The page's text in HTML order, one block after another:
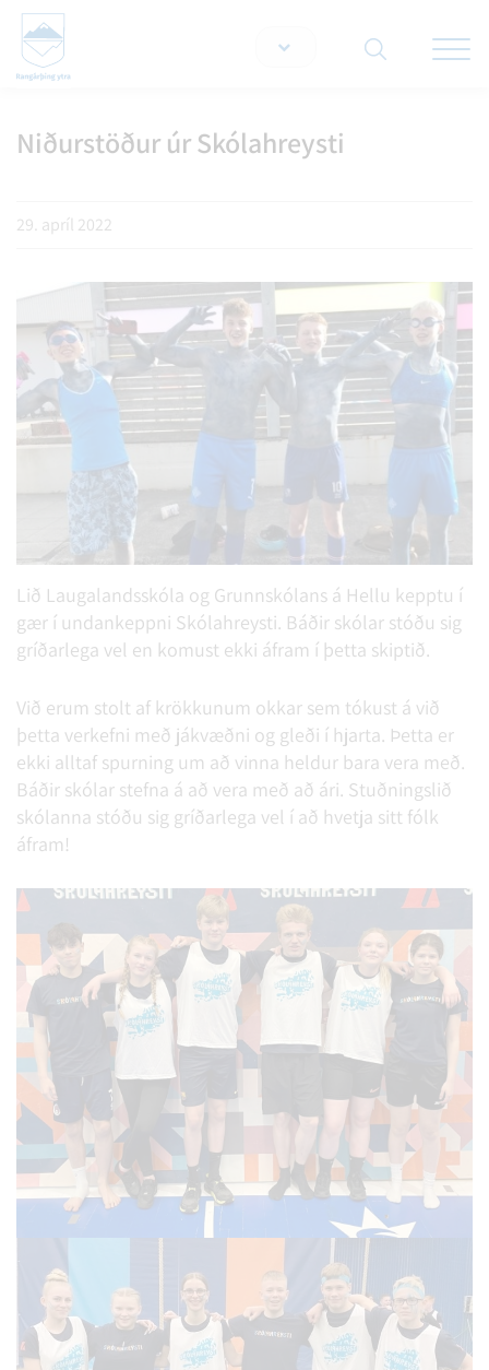
Niðurstöður úr Skólahreysti
29. apríl 2022
Lið Laugalandsskóla og Grunnskólans á Hellu kepptu í
gær í undankeppni Skólahreysti. Báðir skólar stóðu sig
gríðarlega vel en komust ekki áfram í þetta skiptið.
Við erum stolt af krökkunum okkar sem tókust á við
þetta verkefni með jákvæðni og gleði í hjarta. Þetta er
ekki alltaf spurning um að vinna heldur bara vera með.
Báðir skólar stefna á að vera með að ári. Stuðningslið
skólanna stóðu sig gríðarlega vel í að hvetja sitt fólk
áfram!
Leita á vef